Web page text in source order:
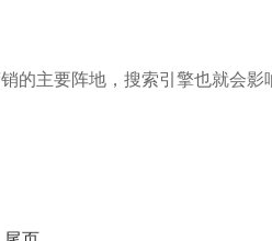
的主要阵地，搜索引擎也就会影